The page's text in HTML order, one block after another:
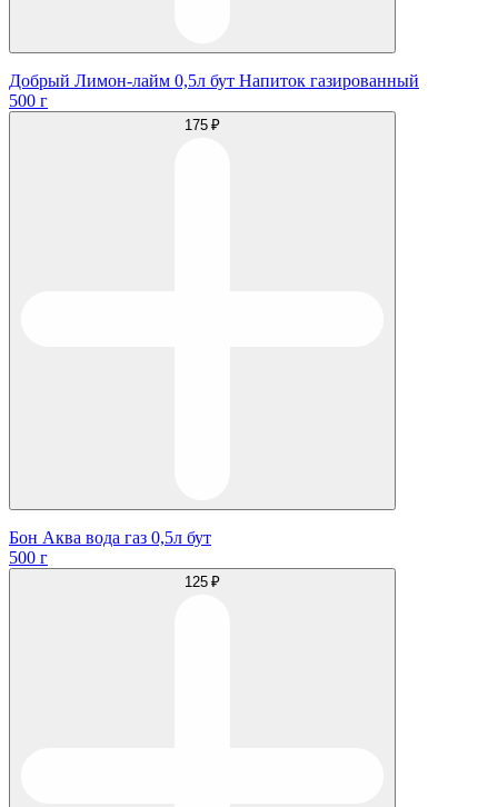
Добрый Лимон-лайм 0,5л бут Напиток газированный
500 г
175 ₽
Бон Аква вода газ 0,5л бут
500 г
125 ₽